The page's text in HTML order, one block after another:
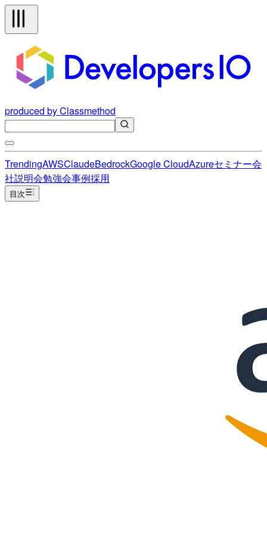
produced by Classmethod
TrendingAWSClaudeBedrockGoogle CloudAzureセミナー会
社説明会勉強会事例採用
目次